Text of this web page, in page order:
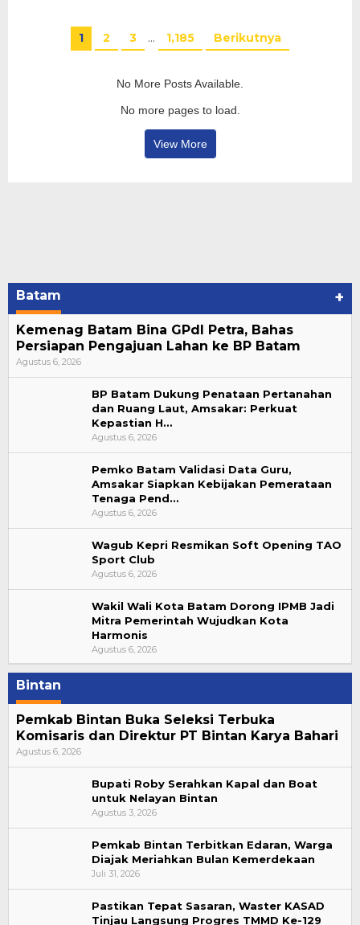
1 2 3 … 1,185 Berikutnya
No More Posts Available.
No more pages to load.
View More
Batam +
Kemenag Batam Bina GPdI Petra, Bahas
Persiapan Pengajuan Lahan ke BP Batam
Agustus 6, 2026
BP Batam Dukung Penataan Pertanahan
dan Ruang Laut, Amsakar: Perkuat
Kepastian H…
Agustus 6, 2026
Pemko Batam Validasi Data Guru,
Amsakar Siapkan Kebijakan Pemerataan
Tenaga Pend…
Agustus 6, 2026
Wagub Kepri Resmikan Soft Opening TAO
Sport Club
Agustus 6, 2026
Wakil Wali Kota Batam Dorong IPMB Jadi
Mitra Pemerintah Wujudkan Kota
Harmonis
Agustus 6, 2026
Bintan
Pemkab Bintan Buka Seleksi Terbuka
Komisaris dan Direktur PT Bintan Karya Bahari
Agustus 6, 2026
Bupati Roby Serahkan Kapal dan Boat
untuk Nelayan Bintan
Agustus 3, 2026
Pemkab Bintan Terbitkan Edaran, Warga
Diajak Meriahkan Bulan Kemerdekaan
Juli 31, 2026
Pastikan Tepat Sasaran, Waster KASAD
Tinjau Langsung Progres TMMD Ke-129